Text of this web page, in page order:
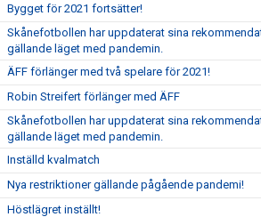
Bygget för 2021 fortsätter!
Skånefotbollen har uppdaterat sina
gällande läget med pandemin.
ÄFF förlänger med två spelare för 2021!
Robin Streifert förlänger med ÄFF
Skånefotbollen har uppdaterat sina
gällande läget med pandemin.
Inställd kvalmatch
Nya restriktioner gällande pågående pandemi!
Höstlägret inställt!